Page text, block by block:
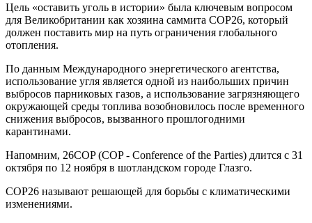
Цель «оставить уголь в истории» была ключевым вопросом
для Великобритании как хозяина саммита COP26, который
должен поставить мир на путь ограничения глобального
отопления.
По данным Международного энергетического агентства,
использование угля является одной из наибольших причин
выбросов парниковых газов, а использование загрязняющего
окружающей среды топлива возобновилось после временного
снижения выбросов, вызванного прошлогодними
карантинами.
Напомним, 26COP (COP - Conference of the Parties) длится с 31
октября по 12 ноября в шотландском городе Глазго.
СОР26 называют решающей для борьбы с климатическими
изменениями.